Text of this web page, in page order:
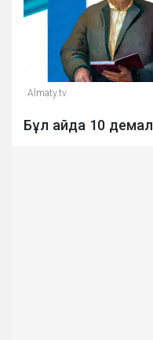
Almaty.tv
Бұл айда 10